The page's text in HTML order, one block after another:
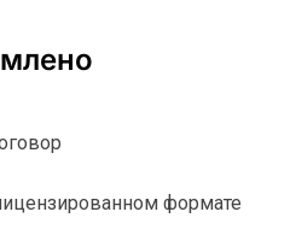
формате